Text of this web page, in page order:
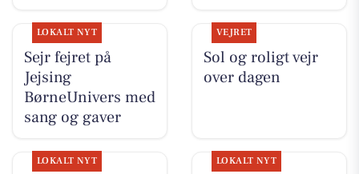
LOKALT NYT
Sejr fejret på
Jejsing
BørneUnivers med
sang og gaver
VEJRET
Sol og roligt vejr
over dagen
LOKALT NYT LOKALT NYT